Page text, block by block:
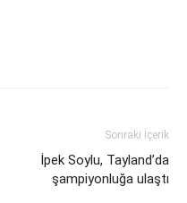
Sonraki İçerik
İpek Soylu, Tayland’da
şampiyonluğa ulaştı